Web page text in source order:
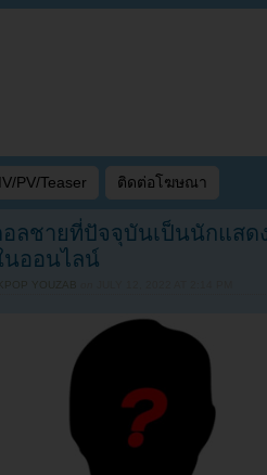
PV/Teaser ติดต่อโฆษณา
ลชายที่ปัจจุบันเป็นนักแสด
นออนไลน์
KPOP YOUZAB